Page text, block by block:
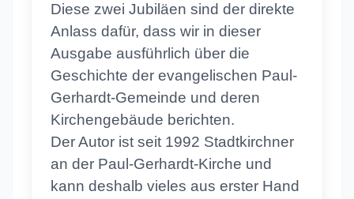
Diese zwei Jubiläen sind der direkte
Anlass dafür, dass wir in dieser
Ausgabe ausführlich über die
Geschichte der evangelischen Paul-
Gerhardt-Gemeinde und deren
Kirchengebäude berichten.
Der Autor ist seit 1992 Stadtkirchner
an der Paul-Gerhardt-Kirche und
kann deshalb vieles aus erster Hand